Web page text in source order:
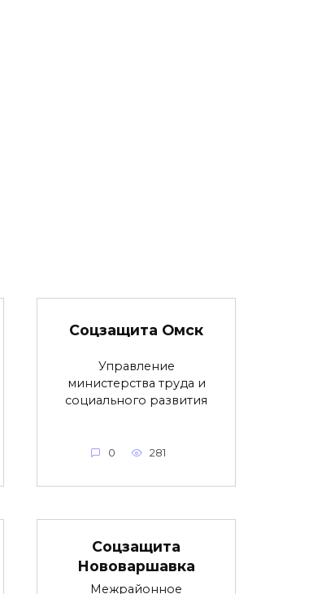
Соцзащита Омск
Управление
министерства труда и
социального развития
0 281
Соцзащита
Нововаршавка
Межрайонное